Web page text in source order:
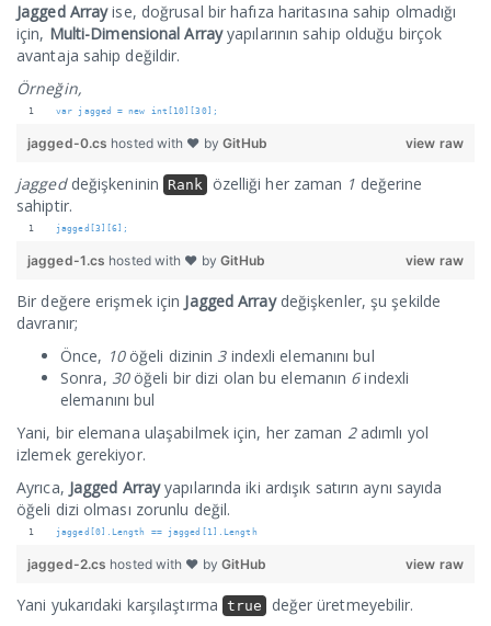
Jagged Arrayise, doğrusal bir hafıza haritasına sahip olmadığı
için, Multi-Dimensional Arrayyapılarının sahip olduğu birçok
avantaja sahip değildir.
Örneğin,
var jagged = new int[10][30];
view raw
jagged-0.cs hosted with ❤ by GitHub
jaggeddeğişkeninin Rank özelliği her zaman 1 değerine
sahiptir.
jagged[3][6];
view raw
jagged-1.cs hosted with ❤ by GitHub
Bir değere erişmek için Jagged Arraydeğişkenler, şu şekilde
davranır;
Önce, 10öğeli dizinin 3indexli elemanını bul
Sonra, 30öğeli bir dizi olan bu elemanın 6indexli
elemanını bul
Yani, bir elemana ulaşabilmek için, her zaman 2adımlı yol
izlemek gerekiyor.
Ayrıca, Jagged Arrayyapılarında iki ardışık satırın aynı sayıda
öğeli dizi olması zorunlu değil.
jagged[0].Length == jagged[1].Length
view raw
jagged-2.cs hosted with ❤ by GitHub
Yani yukarıdaki karşılaştırma true
değer üretmeyebilir.